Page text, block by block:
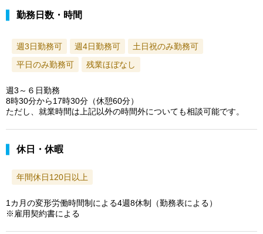
勤務日数・時間
週3日勤務可 週4日勤務可
土日祝のみ勤務可
平日のみ勤務可
残業ほぼなし
週3～６日勤務
8時30分から17時30分（休憩60分）
ただし、就業時間は上記以外の時間外についても相談可能です。
休日・休暇
年間休日120日以上
1カ月の変形労働時間制による4週8休制（勤務表による）
※雇用契約書による